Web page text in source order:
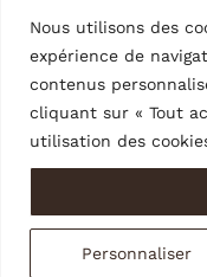
Nous utilisons des
expérience de
contenus
cliquant sur « Tout
utilisation des
Personnaliser
Suivre sur
© Copyright 2026 |